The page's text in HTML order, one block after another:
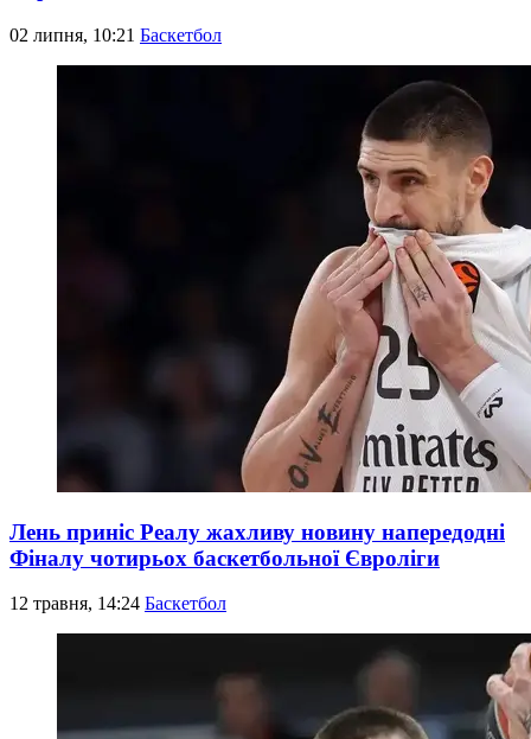
02 липня, 10:21 Баскетбол
Лень приніс Реалу жахливу новину напередодні
Фіналу чотирьох баскетбольної Євроліги
12 травня, 14:24 Баскетбол